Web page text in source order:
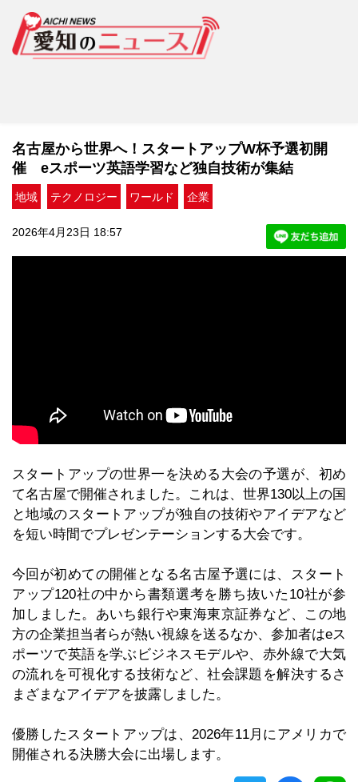
名古屋から世界へ！スタートアップW杯予選初開
催 eスポーツ英語学習など独自技術が集結
地域 テクノロジー ワールド 企業
2026年4月23日 18:57
スタートアップの世界一を決める大会の予選が、初め
て名古屋で開催されました。これは、世界130以上の国
と地域のスタートアップが独自の技術やアイデアなど
を短い時間でプレゼンテーションする大会です。
今回が初めての開催となる名古屋予選には、スタート
アップ120社の中から書類選考を勝ち抜いた10社が参
加しました。あいち銀行や東海東京証券など、この地
方の企業担当者らが熱い視線を送るなか、参加者はeス
ポーツで英語を学ぶビジネスモデルや、赤外線で大気
の流れを可視化する技術など、社会課題を解決するさ
まざまなアイデアを披露しました。
優勝したスタートアップは、2026年11月にアメリカで
開催される決勝大会に出場します。